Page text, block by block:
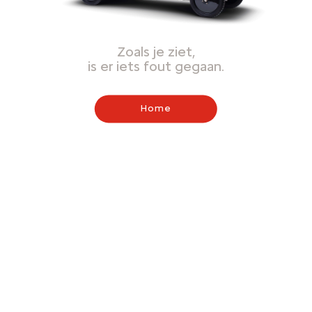
Zoals je ziet,
is er iets fout gegaan.
Home